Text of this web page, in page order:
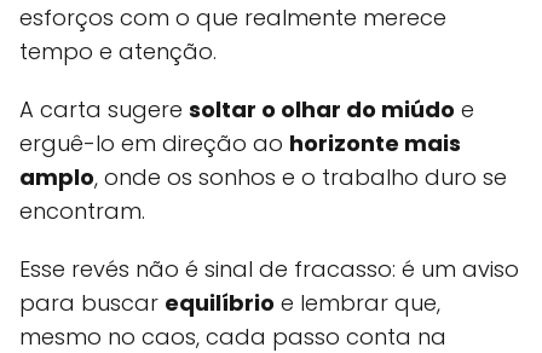
esforços com o que realmente merece
tempo e atenção.
A carta sugere soltar o olhar do miúdo e
erguê-lo em direção ao horizonte mais
amplo, onde os sonhos e o trabalho duro se
encontram.
Esse revés não é sinal de fracasso: é um aviso
para buscar equilíbrio e lembrar que,
mesmo no caos, cada passo conta na